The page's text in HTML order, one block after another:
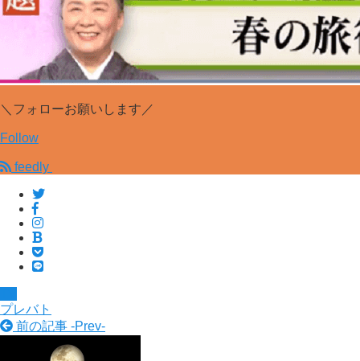
＼フォローお願いします／
Follow
feedly
プレバト
前の記事 -Prev-